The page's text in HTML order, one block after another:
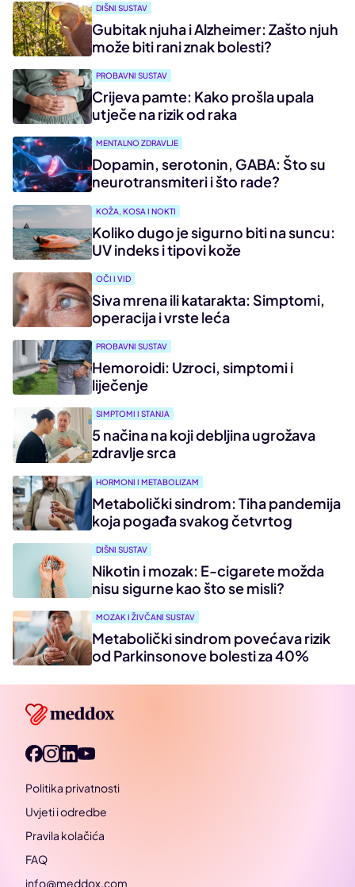
DIŠNI SUSTAV
Gubitak njuha i Alzheimer: Zašto njuh
može biti rani znak bolesti?
PROBAVNI SUSTAV
Crijeva pamte: Kako prošla upala
utječe na rizik od raka
MENTALNO ZDRAVLJE
Dopamin, serotonin, GABA: Što su
neurotransmiteri i što rade?
KOŽA, KOSA I NOKTI
Koliko dugo je sigurno biti na suncu:
UV indeks i tipovi kože
OČI I VID
Siva mrena ili katarakta: Simptomi,
operacija i vrste leća
PROBAVNI SUSTAV
Hemoroidi: Uzroci, simptomi i
liječenje
SIMPTOMI I STANJA
5 načina na koji debljina ugrožava
zdravlje srca
HORMONI I METABOLIZAM
Metabolički sindrom: Tiha pandemija
koja pogađa svakog četvrtog
DIŠNI SUSTAV
Nikotin i mozak: E-cigarete možda
nisu sigurne kao što se misli?
MOZAK I ŽIVČANI SUSTAV
Metabolički sindrom povećava rizik
od Parkinsonove bolesti za 40%
Politika privatnosti
Uvjeti i odredbe
Pravila kolačića
FAQ
info@meddox.com